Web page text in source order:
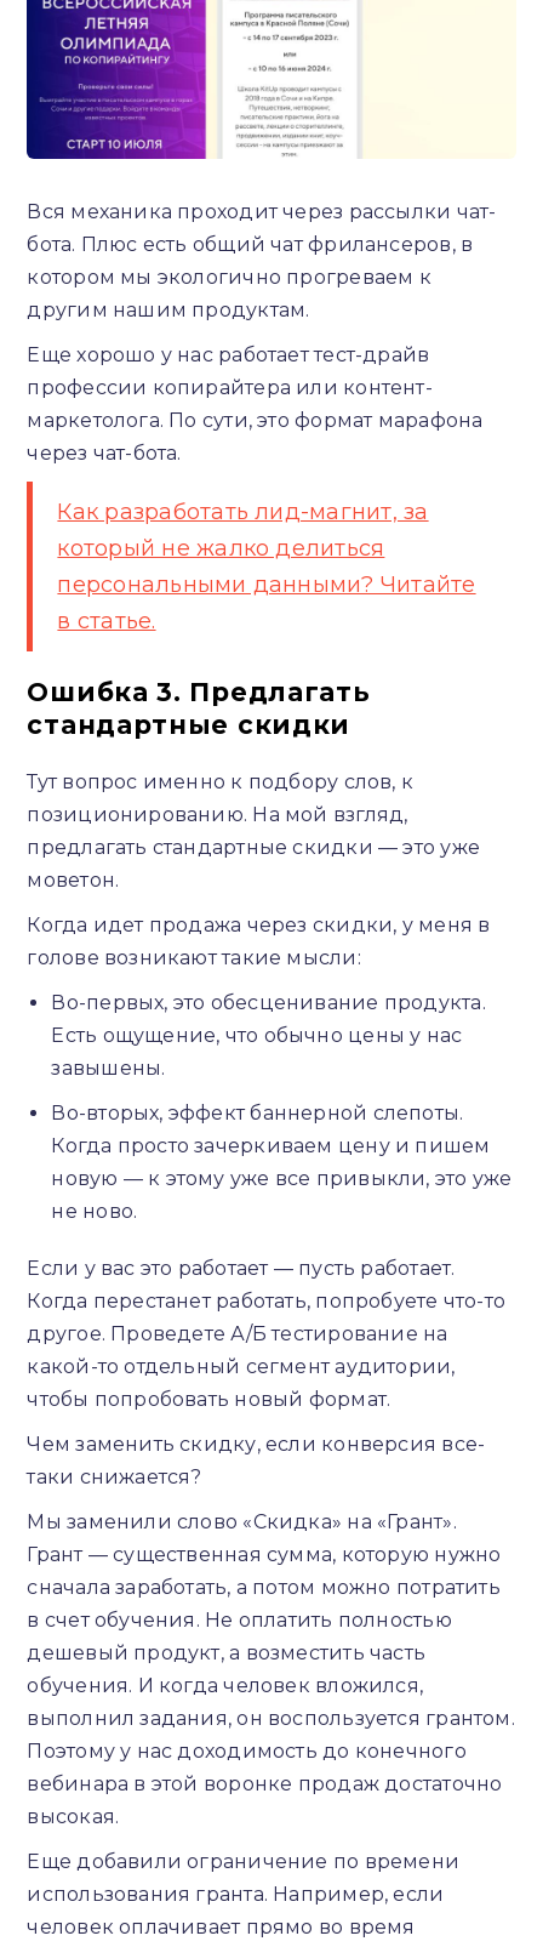
Вся механика проходит через рассылки чат-
бота. Плюс есть общий чат фрилансеров, в
котором мы экологично прогреваем к
другим нашим продуктам.
Еще хорошо у нас работает тест-драйв
профессии копирайтера или контент-
маркетолога. По сути, это формат марафона
через чат-бота.
Как разработать лид-магнит, за
который не жалко делиться
персональными данными? Читайте
в статье.
Ошибка 3. Предлагать
стандартные скидки
Тут вопрос именно к подбору слов, к
позиционированию. На мой взгляд,
предлагать стандартные скидки — это уже
моветон.
Когда идет продажа через скидки, у меня в
голове возникают такие мысли:
Во-первых, это обесценивание продукта.
Есть ощущение, что обычно цены у нас
завышены.
Во-вторых, эффект баннерной слепоты.
Когда просто зачеркиваем цену и пишем
новую — к этому уже все привыкли, это уже
не ново.
Если у вас это работает — пусть работает.
Когда перестанет работать, попробуете что-то
другое. Проведете А/Б тестирование на
какой-то отдельный сегмент аудитории,
чтобы попробовать новый формат.
Чем заменить скидку, если конверсия все-
таки снижается?
Мы заменили слово «Скидка» на «Грант».
Грант — существенная сумма, которую нужно
сначала заработать, а потом можно потратить
в счет обучения. Не оплатить полностью
дешевый продукт, а возместить часть
обучения. И когда человек вложился,
выполнил задания, он воспользуется грантом.
Поэтому у нас доходимость до конечного
вебинара в этой воронке продаж достаточно
высокая.
Еще добавили ограничение по времени
использования гранта. Например, если
человек оплачивает прямо во время